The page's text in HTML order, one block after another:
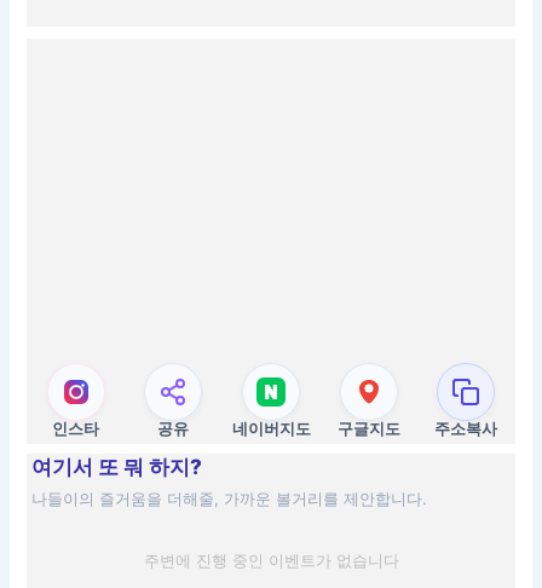
인스타 공유 네이버지도 구글지도 주소복사
여기서 또 뭐 하지?
나들이의 즐거움을 더해줄, 가까운 볼거리를 제안합니다.
주변에 진행 중인 이벤트가 없습니다